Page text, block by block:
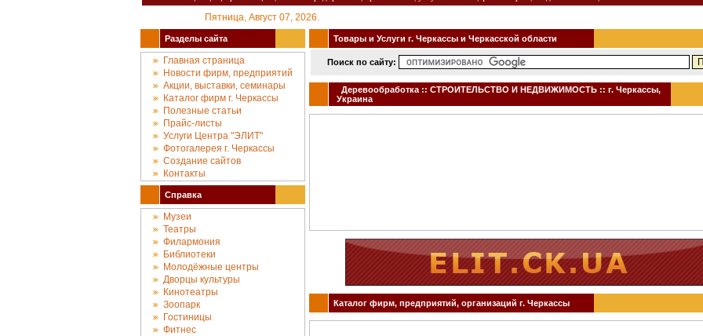
Пятница, Август 07, 2026.
Разделы сайта
Главная страница
Новости фирм, предприятий
Акции, выставки, семинары
Каталог фирм г. Черкассы
Полезные статьи
Прайс-листы
Услуги Центра "ЭЛИТ"
Фотогалерея г. Черкассы
Создание сайтов
Контакты
Справка
Музеи
Театры
Филармония
Библиотеки
Молодёжные центры
Дворцы культуры
Кинотеатры
Зоопарк
Гостиницы
Фитнес
Товары и Услуги г. Черкассы и Черкасской области
Поиск по сайту:
Деревообработка :: СТРОИТЕЛЬСТВО И НЕДВИЖИМОСТЬ :: г. Черкассы,
Украина
Каталог фирм, предприятий, организаций г. Черкассы